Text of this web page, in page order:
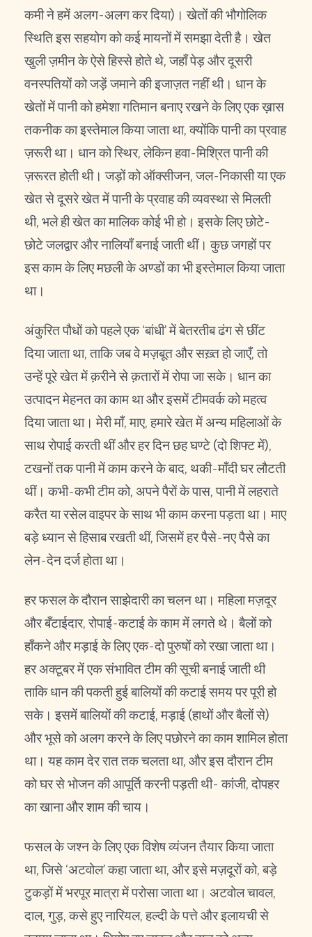
कमी ने हमें अलग-अलग कर दिया)। खेतों की भौगोलिक
स्थिति इस सहयोग को कई मायनों में समझा देती है। खेत
खुली ज़मीन के ऐसे हिस्से होते थे, जहाँ पेड़ और दूसरी
वनस्पतियों को जड़ें जमाने की इजाज़त नहीं थी। धान के
खेतों में पानी को हमेशा गतिमान बनाए रखने के लिए एक ख़ास
तकनीक का इस्तेमाल किया जाता था, क्योंकि पानी का प्रवाह
ज़रूरी था। धान को स्थिर, लेकिन हवा-मिश्रित पानी की
ज़रूरत होती थी। जड़ों को ऑक्सीजन, जल-निकासी या एक
खेत से दूसरे खेत में पानी के प्रवाह की व्यवस्था से मिलती
थी, भले ही खेत का मालिक कोई भी हो। इसके लिए छोटे-
छोटे जलद्वार और नालियाँ बनाई जाती थीं। कुछ जगहों पर
इस काम के लिए मछली के अण्डों का भी इस्तेमाल किया जाता
था।
अंकुरित पौधों को पहले एक ‘बांधी’ में बेतरतीब ढंग से छींट
दिया जाता था, ताकि जब वे मज़बूत और सख़्त हो जाएँ, तो
उन्हें पूरे खेत में क़रीने से क़तारों में रोपा जा सके। धान का
उत्पादन मेहनत का काम था और इसमें टीमवर्क को महत्व
दिया जाता था। मेरी माँ, माए, हमारे खेत में अन्य महिलाओं के
साथ रोपाई करती थीं और हर दिन छह घण्टे (दो शिफ्ट में),
टखनों तक पानी में काम करने के बाद, थकी-माँदी घर लौटती
थीं। कभी-कभी टीम को, अपने पैरों के पास, पानी में लहराते
करैत या रसेल वाइपर के साथ भी काम करना पड़ता था। माए
बड़े ध्यान से हिसाब रखती थीं, जिसमें हर पैसे-नए पैसे का
लेन-देन दर्ज होता था।
हर फसल के दौरान साझेदारी का चलन था। महिला मज़दूर
और बँटाईदार, रोपाई-कटाई के काम में लगते थे। बैलों को
हाँकने और मड़ाई के लिए एक-दो पुरुषों को रखा जाता था।
हर अक्टूबर में एक संभावित टीम की सूची बनाई जाती थी
ताकि धान की पकती हुई बालियों की कटाई समय पर पूरी हो
सके। इसमें बालियों की कटाई, मड़ाई (हाथों और बैलों से)
और भूसे को अलग करने के लिए पछोरने का काम शामिल होता
था। यह काम देर रात तक चलता था, और इस दौरान टीम
को घर से भोजन की आपूर्ति करनी पड़ती थी- कांजी, दोपहर
का खाना और शाम की चाय।
फसल के जश्न के लिए एक विशेष व्यंजन तैयार किया जाता
था, जिसे ‘अटवोल’ कहा जाता था, और इसे मज़दूरों को, बड़े
टुकड़ों में भरपूर मात्रा में परोसा जाता था। अटवोल चावल,
दाल, गुड़, कसे हुए नारियल, हल्दी के पत्ते और इलायची से